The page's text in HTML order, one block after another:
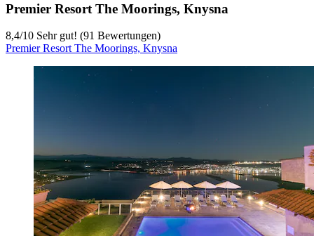
Premier Resort The Moorings, Knysna
8,4/10 Sehr gut! (91 Bewertungen)
Premier Resort The Moorings, Knysna